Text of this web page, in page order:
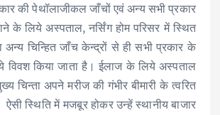
की पेथॉलाजीकल जाँचों एवं अन्य सभी प्रकार
के लिये अस्पताल, नर्सिंग होम परिसर में स्थित
अन्य चिन्हित जाँच केन्द्रों से ही सभी प्रकार के
विवश किया जाता है। ईलाज के लिये अस्पताल
चिन्ता अपने मरीज की गंभीर बीमारी के त्वरित
स्थिति में मजबूर होकर उन्हें स्थानीय बाजार